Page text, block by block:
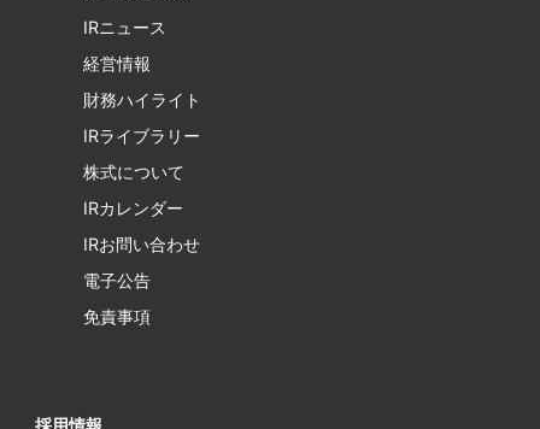
IRニュース
経営情報
財務ハイライト
IRライブラリー
株式について
IRカレンダー
IRお問い合わせ
電子公告
免責事項